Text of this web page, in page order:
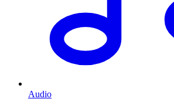
Audio